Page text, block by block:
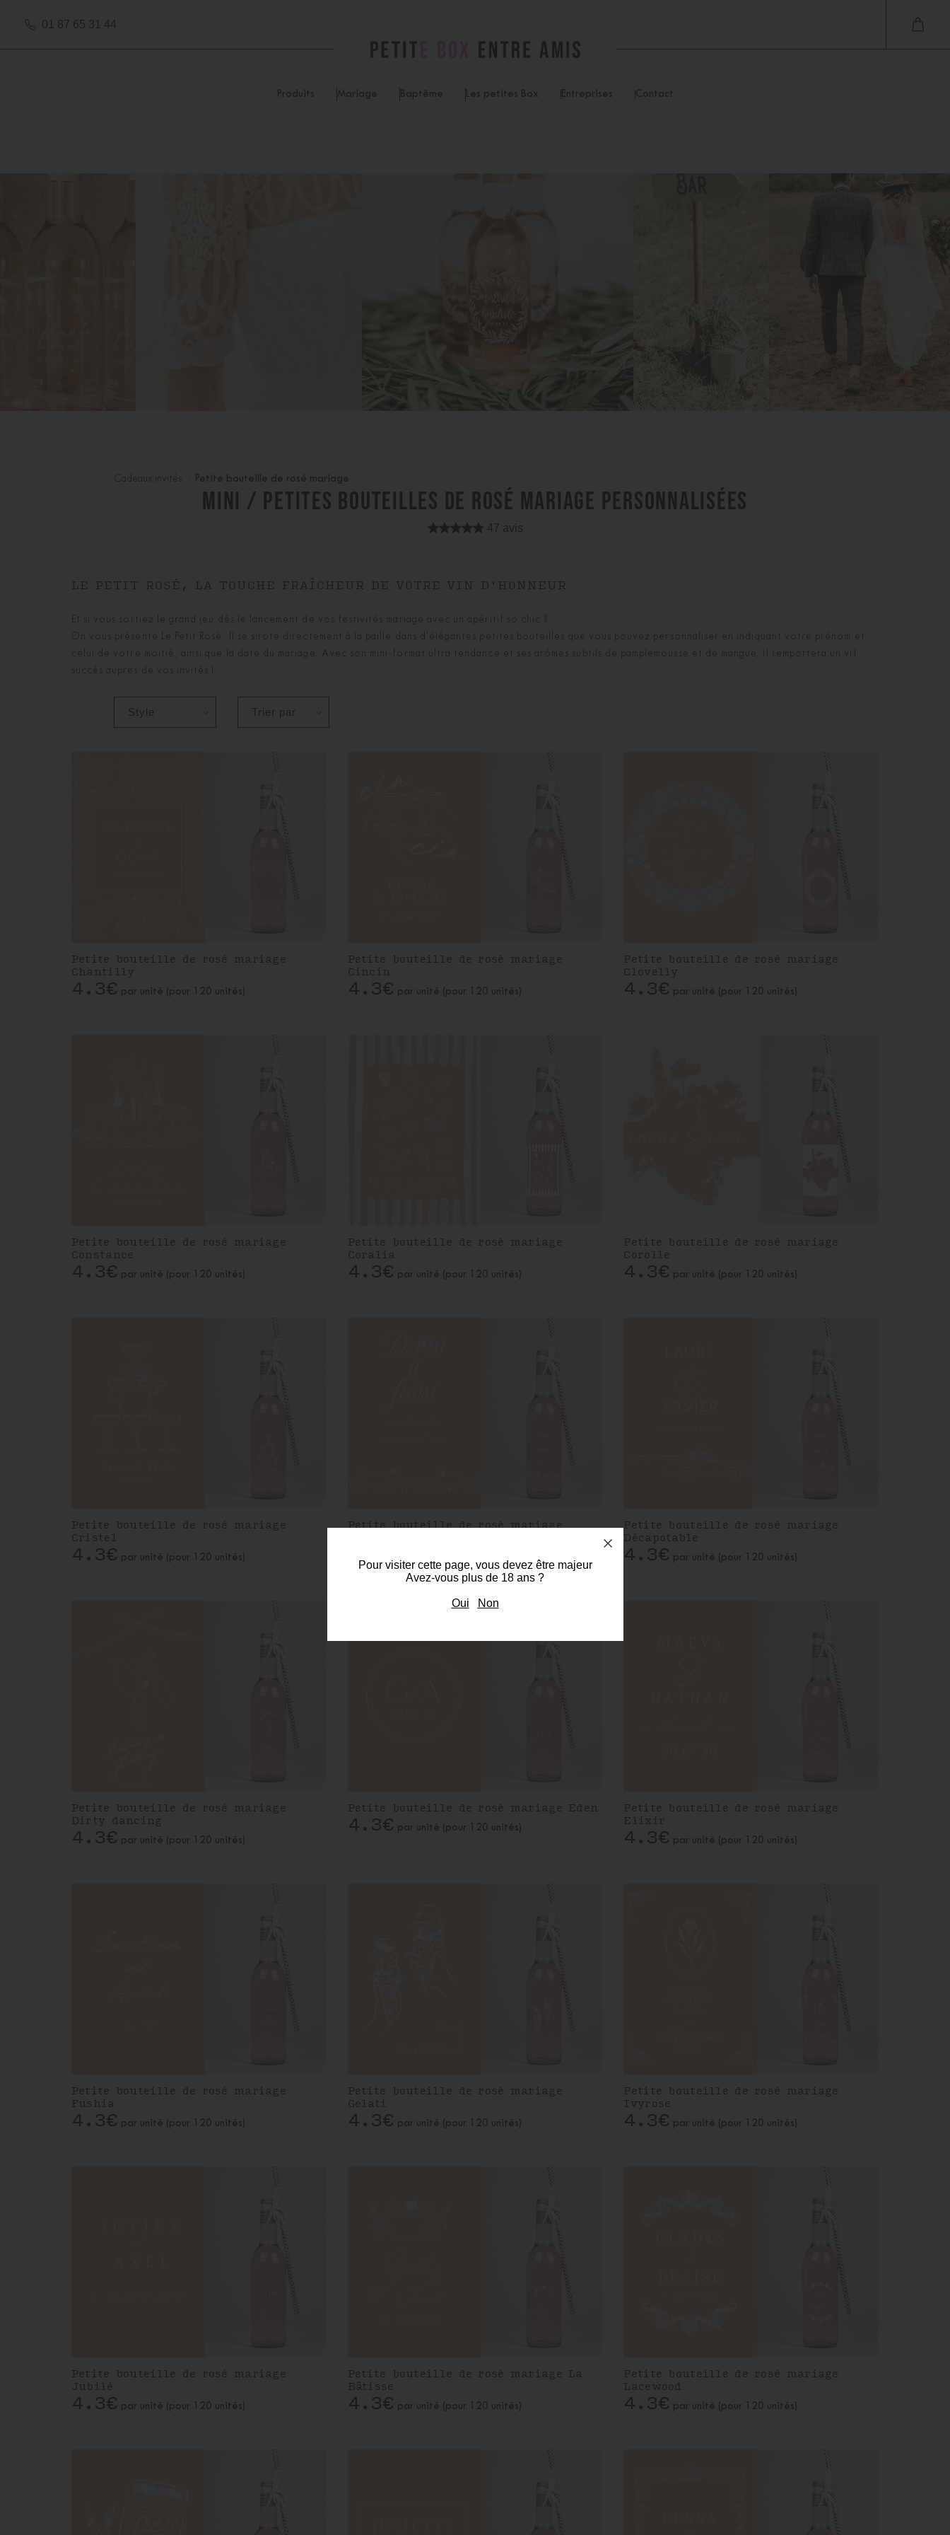
01 87 65 31 44
Produits Mariage Baptême Les petites Box Entreprises Contact
Cadeaux invités Petite bouteille de rosé mariage
MINI / PETITES BOUTEILLES DE ROSÉ MARIAGE PERSONNALISÉES
47 avis
LE PETIT ROSÉ, LA TOUCHE FRAÎCHEUR DE VOTRE VIN D'HONNEUR
Et si vous sortiez le grand jeu dès le lancement de vos festivités mariage avec un apéritif so chic ?
On vous présente Le Petit Rosé. Il se sirote directement à la paille dans d'élégantes petites bouteilles que vous pouvez personnaliser en indiquant votre prénom et
celui de votre moitié, ainsi que la date du mariage. Avec son mini-format ultra tendance et ses arômes subtils de pamplemousse et de mangue, il remportera un vif
succès auprès de vos invités !
Petite bouteille de rosé mariage
Chantilly
4.3€ par unité (pour 120 unités)
Petite bouteille de rosé mariage
Cincin
4.3€ par unité (pour 120 unités)
Petite bouteille de rosé mariage
Clovelly
4.3€ par unité (pour 120 unités)
Petite bouteille de rosé mariage
Constance
4.3€ par unité (pour 120 unités)
Petite bouteille de rosé mariage
Coralia
4.3€ par unité (pour 120 unités)
Petite bouteille de rosé mariage
Corolle
4.3€ par unité (pour 120 unités)
Petite bouteille de rosé mariage
Cristel
4.3€ par unité (pour 120 unités)
Petite bouteille de rosé mariage
Petite bouteille de rosé mariage
Décapotable
4.3€ par unité (pour 120 unités)
Petite bouteille de rosé mariage
Dirty dancing
4.3€ par unité (pour 120 unités)
Petite bouteille de rosé mariage Eden
4.3€ par unité (pour 120 unités)
Petite bouteille de rosé mariage
Elixir
4.3€ par unité (pour 120 unités)
Petite bouteille de rosé mariage
Fushia
4.3€ par unité (pour 120 unités)
Petite bouteille de rosé mariage
Gelati
4.3€ par unité (pour 120 unités)
Petite bouteille de rosé mariage
Ivyrose
4.3€ par unité (pour 120 unités)
Petite bouteille de rosé mariage
Jubilé
4.3€ par unité (pour 120 unités)
Petite bouteille de rosé mariage La
Bâtisse
4.3€ par unité (pour 120 unités)
Petite bouteille de rosé mariage
Lacewood
4.3€ par unité (pour 120 unités)
Pour visiter cette page, vous devez être majeur
Avez-vous plus de 18 ans ?
Oui Non